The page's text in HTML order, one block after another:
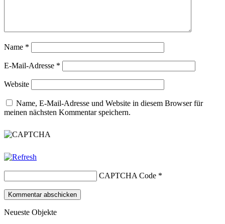
Name *
E-Mail-Adresse *
Website
Name, E-Mail-Adresse und Website in diesem Browser für
meinen nächsten Kommentar speichern.
CAPTCHA Code *
Neueste Objekte